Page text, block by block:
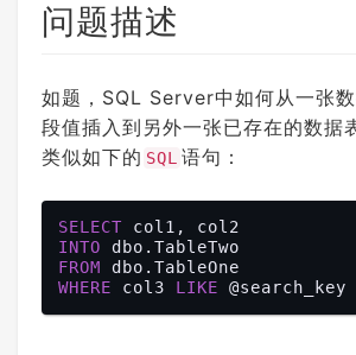
问题描述
如题，SQL Server中如何从一张
段值插入到另外一张已存在的数据
类似如下的 SQL 语句：
SELECT
INTO
FROM
WHERE col3 LIKE